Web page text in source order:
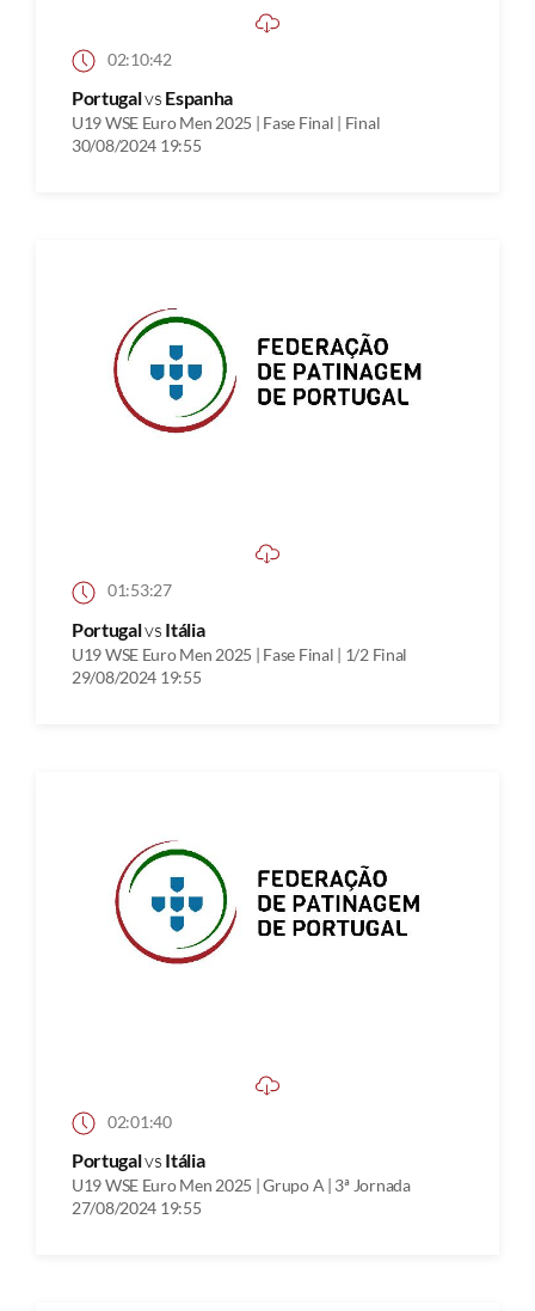
02:10:42
Portugalvs Espanha
U19 WSE Euro Men 2025 | Fase Final | Final
30/08/2024 19:55
01:53:27
Portugalvs Itália
U19 WSE Euro Men 2025 | Fase Final | 1/2 Final
29/08/2024 19:55
02:01:40
Portugalvs Itália
U19 WSE Euro Men 2025 | Grupo A | 3ª Jornada
27/08/2024 19:55